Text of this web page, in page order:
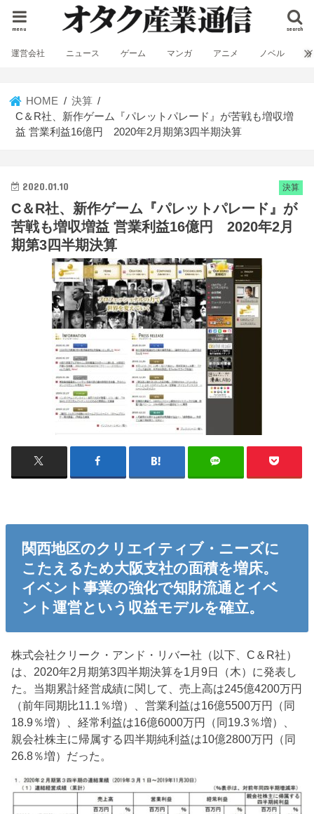
search
menu
運営会社 ニュース ゲーム マンガ アニメ ノベル
HOME
決算
C＆R社、新作ゲーム『パレットパレード』が苦戦も増収増
益 営業利益16億円 2020年2月期第3四半期決算
決算
2020.01.10
C＆R社、新作ゲーム『パレットパレード』が
苦戦も増収増益 営業利益16億円 2020年2月
期第3四半期決算
関西地区のクリエイティブ・ニーズに
こたえるため大阪支社の面積を増床。
イベント事業の強化で知財流通とイベ
ント運営という収益モデルを確立。
株式会社クリーク・アンド・リバー社（以下、C＆R社）
は、2020年2月期第3四半期決算を1月9日（木）に発表し
た。当期累計経営成績に関して、売上高は245億4200万円
（前年同期比11.1％増）、営業利益は16億5500万円（同
18.9％増）、経常利益は16億6000万円（同19.3％増）、
親会社株主に帰属する四半期純利益は10億2800万円（同
26.8％増）だった。